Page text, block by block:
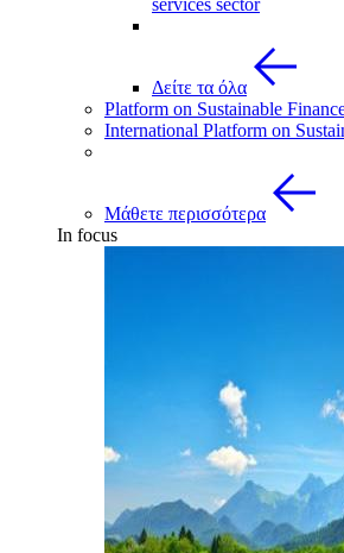
services sector
Δείτε τα όλα
Platform on Sustainable
International Platform on
Μάθετε περισσότερα
In focus